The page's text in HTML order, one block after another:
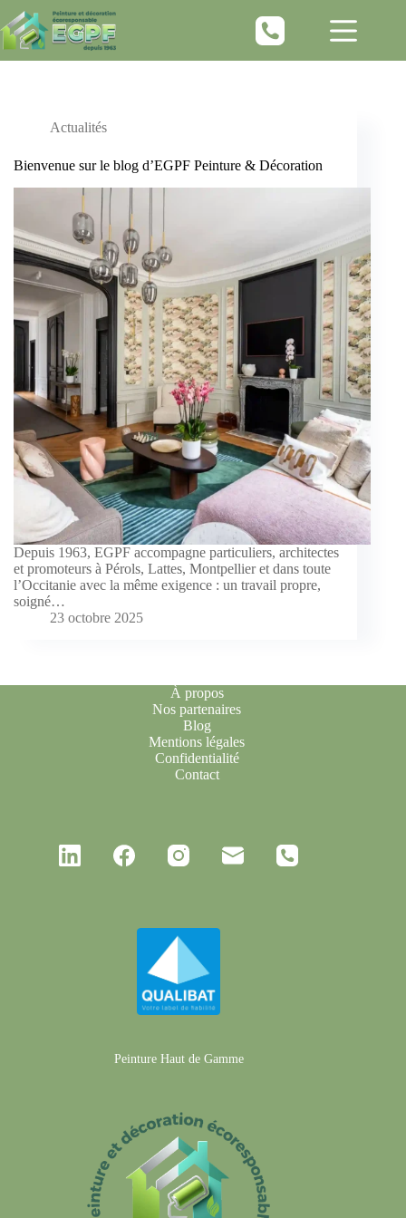
au
contenu
Actualités
Bienvenue sur le blog d’EGPF Peinture & Décoration
Depuis 1963, EGPF accompagne particuliers, architectes
et promoteurs à Pérols, Lattes, Montpellier et dans toute
l’Occitanie avec la même exigence : un travail propre,
soigné…
23 octobre 2025
À propos
Nos partenaires
Blog
Mentions légales
Confidentialité
Contact
Peinture Haut de Gamme